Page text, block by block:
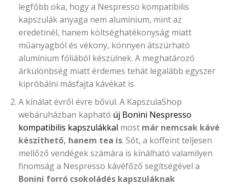
legfőbb oka, hogy a Nespresso kompatibilis
kapszulák anyaga nem alumínium, mint az
eredetinél, hanem költséghatékonyság miatt
műanyagból és vékony, könnyen átszúrható
alumínium fóliából készülnek. A meghatározó
árkülönbség miatt érdemes tehát legalább egyszer
kipróbálni másfajta kávékat is.
A kínálat évről évre bővül. A KapszulaShop
webáruházban kapható új Bonini Nespresso
kompatibilis kapszulákkal most már nemcsak kávé
készíthető, hanem tea is. Sőt, a koffeint teljesen
mellőző vendégek számára is kínálható valamilyen
finomság a Nespresso kávéfőző segítségével a
Bonini forró csokoládés kapszuláknak